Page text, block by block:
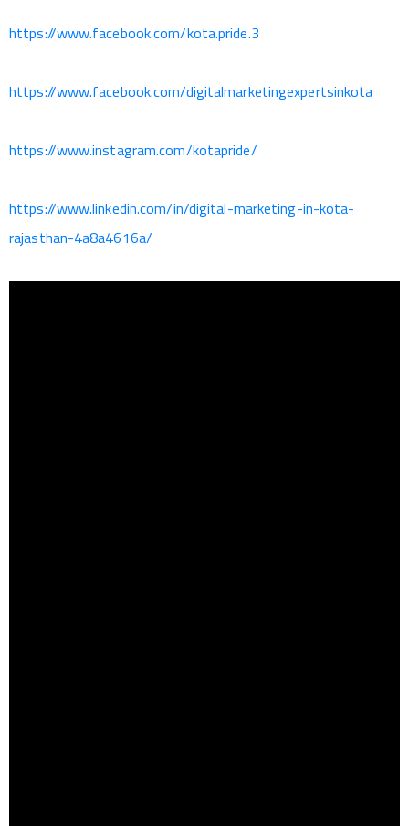
https://www.facebook.com/kota.pride.3
https://www.facebook.com/digitalmarketingexpertsinkota
https://www.instagram.com/kotapride/
https://www.linkedin.com/in/digital-marketing-in-kota-
rajasthan-4a8a4616a/